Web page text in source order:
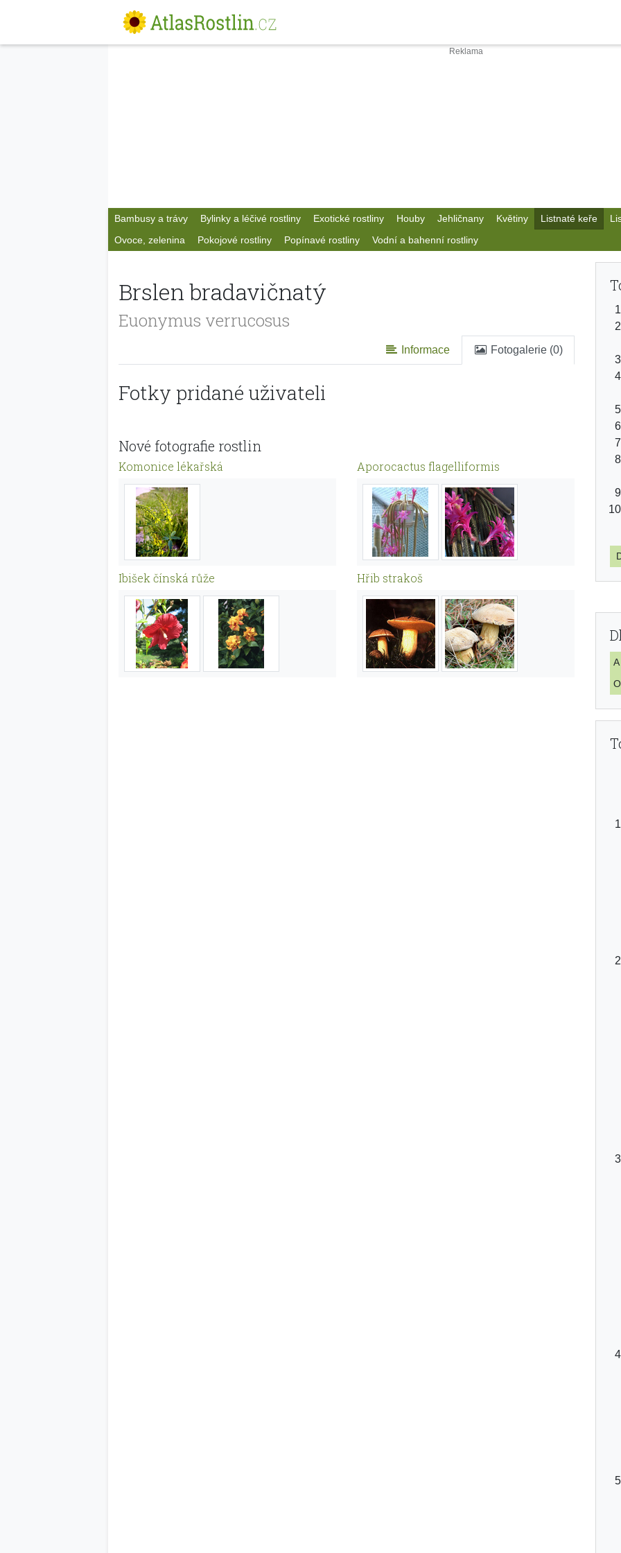
Bambusy a trávy Bylinky a léčivé rostliny Exotické rostliny Houby Jehličnany Květiny Listnaté keře
Ovoce, zelenina
Pokojové rostliny Popínavé rostliny Vodní a bahenní rostliny
Brslen bradavičnatý
Euonymus verrucosus
Informace Fotogalerie (0)
Fotky pridané uživateli
Nové fotografie rostlin
Komonice lékařská Aporocactus flagelliformis
Ibišek čínská růže Hřib strakoš
A
O